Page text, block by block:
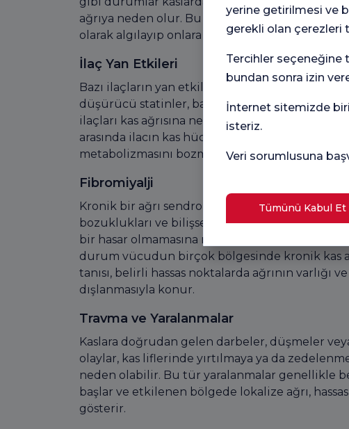
ağrıya neden olur. Bu hastalıklarda bağışıklık
olarak algılayıp onlara saldırdığı için kronik
İlaç Yan Etkileri
Bazı ilaçların yan etkileri arasında kas ağrısı
düşürücü statinler, bazı tansiyon ilaçları
ilaçları kas ağrısına neden olabilir. İlaç
arasında ilacın kas hücreleri üzerindeki
metabolizmasını bozması gibi mekanizmalar
Fibromiyalji
Kronik bir ağrı sendromu olan fibromiyalji,
bozuklukları ve bilişsel sorunlarla
bir hasar olmamasına rağmen beyin, ağrı
durum vücudun birçok bölgesinde kronik kas
tanısı, belirli hassas noktalarda ağrının varlığı
dışlanmasıyla konur.
Travma ve Yaralanmalar
Kaslara doğrudan gelen darbeler, düşmeler
olaylar, kas liflerinde yırtılmaya ya da
neden olabilir. Bu tür yaralanmalar genellikle
başlar ve etkilenen bölgede lokalize ağrı,
gösterir.
yerine getirilmesi ve
gerekli olan çerezleri
Tercihler seçeneğine
bundan sonra izin
İnternet sitemizde
isteriz.
Veri sorumlusuna
Tümünü Kabul Et